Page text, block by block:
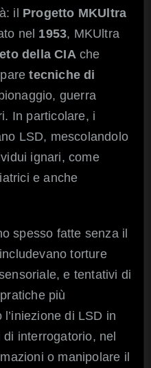
il Progetto MKUltra
nel 1953, MKUltra
della CIA che
tecniche di
guerra
In particolare, i
LSD, mescolandolo
ignari, come
e anche
spesso fatte senza il
torture
e tentativi di
più
di LSD in
interrogatorio, nel
o manipolare il